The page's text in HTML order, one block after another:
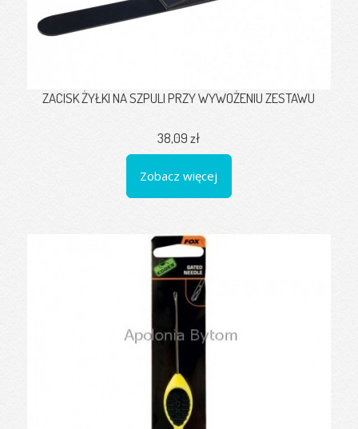
ZACISK ŻYŁKI NA SZPULI PRZY WYWOŻENIU ZESTAWU
38,09 zł
Zobacz więcej